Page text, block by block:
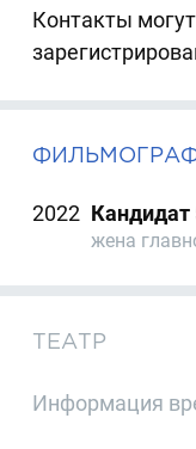
Контакты
2022
жена
ТЕАТР
Информация